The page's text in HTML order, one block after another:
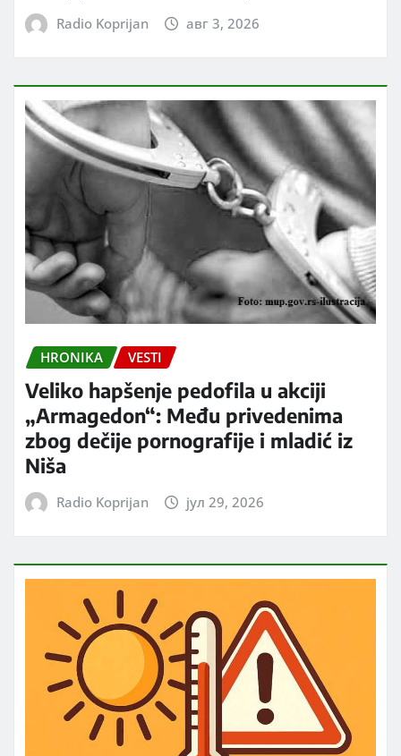
Radio Koprijan авг 3, 2026
HRONIKA VESTI
Veliko hapšenje pedofila u akciji
„Armagedon“: Među privedenima
zbog dečije pornografije i mladić iz
Niša
Radio Koprijan јул 29, 2026